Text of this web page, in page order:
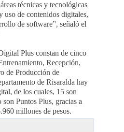
técnicas y tecnológicas
uso de contenidos digitales,
de software”, señaló el
Plus constan de cinco
Recepción,
de Producción de
de Risaralda hay
de los cuales, 15 son
Puntos Plus, gracias a
millones de pesos.